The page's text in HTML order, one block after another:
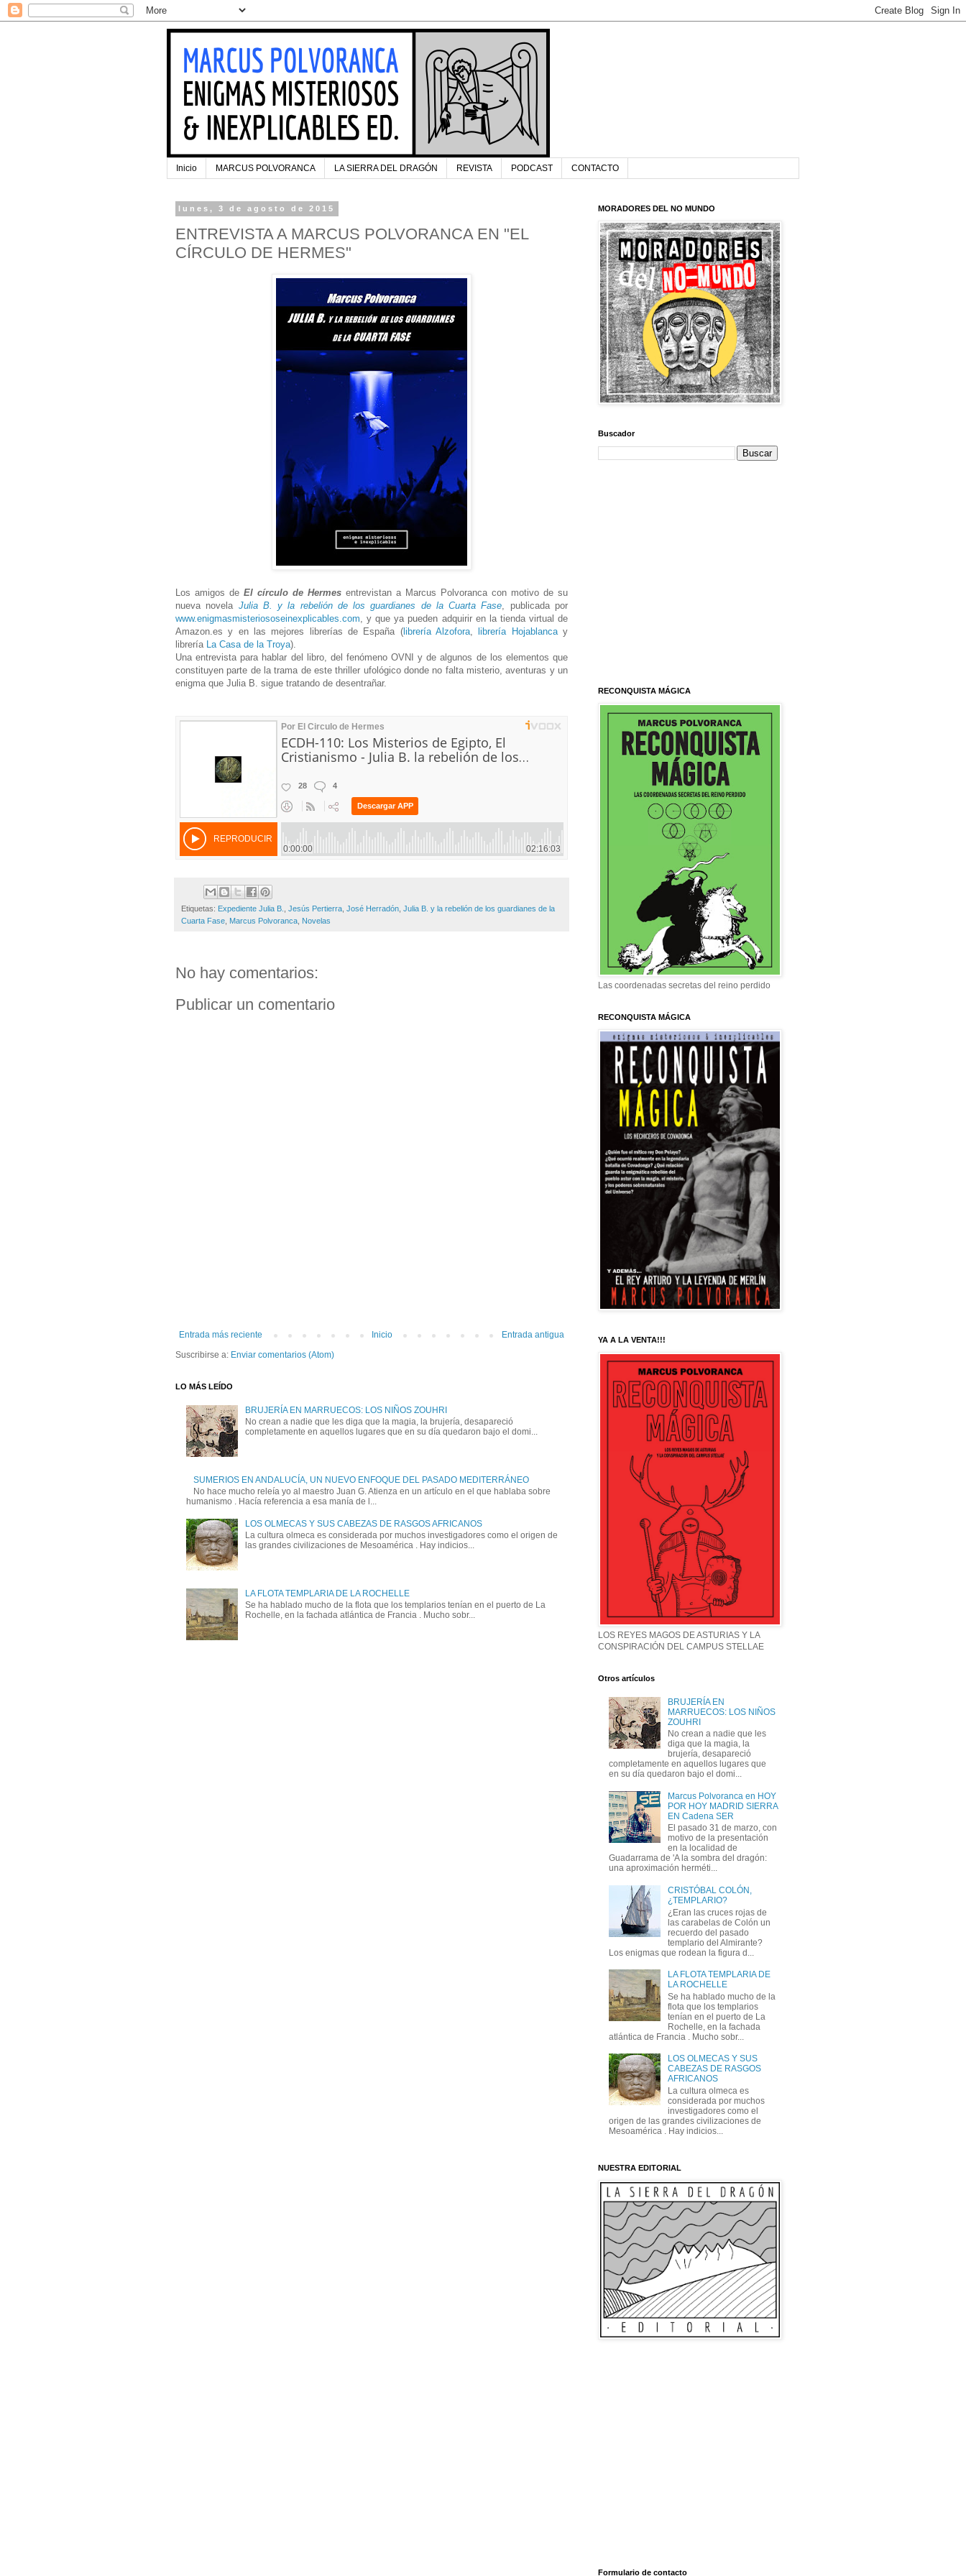
Inicio MARCUS POLVORANCA LA SIERRA DEL DRAGÓN REVISTA PODCAST CONTACTO
lunes, 3 de agosto de 2015
ENTREVISTA A MARCUS POLVORANCA EN "EL
CÍRCULO DE HERMES"
Los amigos de El círculo de Hermes entrevistan a Marcus Polvoranca con motivo de su
nueva novela Julia B. y la rebelión de los guardianes de la Cuarta Fase, publicada por
www.enigmasmisteriososeinexplicables.com, y que ya pueden adquirir en la tienda virtual de
Amazon.es y en las mejores librerías de España (librería Alzofora, librería Hojablancay
librería La Casa de la Troya).
Una entrevista para hablar del libro, del fenómeno OVNI y de algunos de los elementos que
constituyen parte de la trama de este thriller ufológico donde no falta misterio, aventuras y un
enigma que Julia B. sigue tratando de desentrañar.
Etiquetas: Expediente Julia B., Jesús Pertierra, José Herradón, Julia B. y la rebelión de los guardianes de la
Cuarta Fase, Marcus Polvoranca, Novelas
No hay comentarios:
Publicar un comentario
Entrada más reciente Entrada antigua
Inicio
Suscribirse a: Enviar comentarios (Atom)
LO MÁS LEÍDO
BRUJERÍA EN MARRUECOS: LOS NIÑOS ZOUHRI
No crean a nadie que les diga que la magia, la brujería, desapareció
completamente en aquellos lugares que en su día quedaron bajo el domi...
SUMERIOS EN ANDALUCÍA, UN NUEVO ENFOQUE DEL PASADO MEDITERRÁNEO
No hace mucho releía yo al maestro Juan G. Atienza en un artículo en el que hablaba sobre
humanismo . Hacía referencia a esa manía de l...
LOS OLMECAS Y SUS CABEZAS DE RASGOS AFRICANOS
La cultura olmeca es considerada por muchos investigadores como el origen de
las grandes civilizaciones de Mesoamérica . Hay indicios...
LA FLOTA TEMPLARIA DE LA ROCHELLE
Se ha hablado mucho de la flota que los templarios tenían en el puerto de La
Rochelle, en la fachada atlántica de Francia . Mucho sobr...
MORADORES DEL NO MUNDO
Buscador
RECONQUISTA MÁGICA
Las coordenadas secretas del reino perdido
RECONQUISTA MÁGICA
YA A LA VENTA!!!
LOS REYES MAGOS DE ASTURIAS Y LA
CONSPIRACIÓN DEL CAMPUS STELLAE
Otros artículos
BRUJERÍA EN
MARRUECOS: LOS NIÑOS
ZOUHRI
No crean a nadie que les
diga que la magia, la
brujería, desapareció
completamente en aquellos lugares que
en su día quedaron bajo el domi...
Marcus Polvoranca en HOY
POR HOY MADRID SIERRA
EN Cadena SER
El pasado 31 de marzo, con
motivo de la presentación
en la localidad de
Guadarrama de 'A la sombra del dragón:
una aproximación herméti...
CRISTÓBAL COLÓN,
¿TEMPLARIO?
¿Eran las cruces rojas de
las carabelas de Colón un
recuerdo del pasado
templario del Almirante?
Los enigmas que rodean la figura d...
LA FLOTA TEMPLARIA DE
LA ROCHELLE
Se ha hablado mucho de la
flota que los templarios
tenían en el puerto de La
Rochelle, en la fachada
atlántica de Francia . Mucho sobr...
LOS OLMECAS Y SUS
CABEZAS DE RASGOS
AFRICANOS
La cultura olmeca es
considerada por muchos
investigadores como el
origen de las grandes civilizaciones de
Mesoamérica . Hay indicios...
NUESTRA EDITORIAL
Formulario de contacto